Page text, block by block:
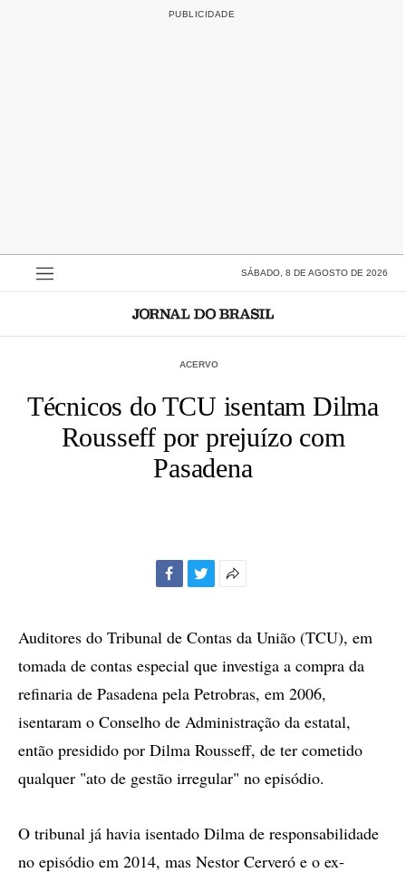
SÁBADO, 8 DE AGOSTO DE 2026
ACERVO
Técnicos do TCU isentam Dilma
Rousseff por prejuízo com
Pasadena
compartilhamento
Auditores do Tribunal de Contas da União (TCU), em
tomada de contas especial que investiga a compra da
refinaria de Pasadena pela Petrobras, em 2006,
isentaram o Conselho de Administração da estatal,
então presidido por Dilma Rousseff, de ter cometido
qualquer "ato de gestão irregular" no episódio.
O tribunal já havia isentado Dilma de responsabilidade
no episódio em 2014, mas Nestor Cerveró e o ex-